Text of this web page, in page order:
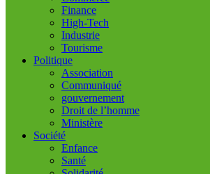
Finance
High-Tech
Industrie
Tourisme
Politique
Association
Communiqué
gouvernement
Droit de l’homme
Ministère
Société
Enfance
Santé